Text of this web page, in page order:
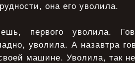
она его уволила.
пеpвого уволила.
уволила. А назавтpа
машине. Уволила, так